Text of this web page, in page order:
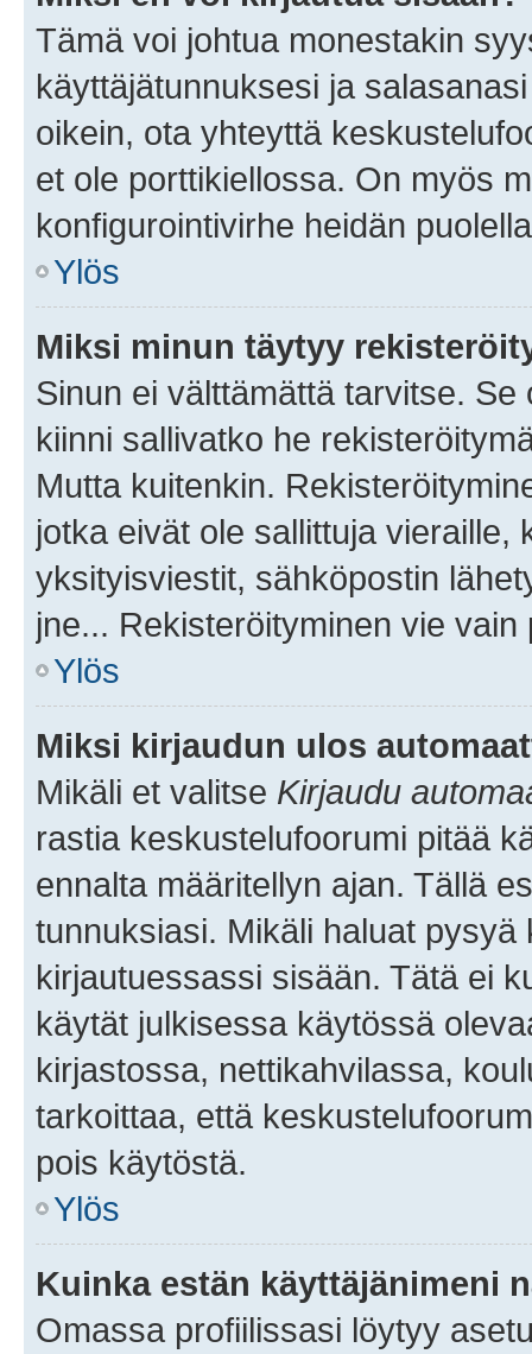
Tämä voi johtua monestakin
käyttäjätunnuksesi ja
oikein, ota yhteyttä
et ole porttikiellossa. On myös
konfigurointivirhe heidän
Ylös
Miksi minun täytyy
Sinun ei välttämättä tarvitse.
kiinni sallivatko he
Mutta kuitenkin.
jotka eivät ole sallittuja vieraille,
yksityisviestit, sähköpostin
jne... Rekisteröityminen vie
Ylös
Miksi kirjaudun ulos
Mikäli et valitse Kirjaudu
rastia keskustelufoorumi pitää
ennalta määritellyn ajan. Tällä
tunnuksiasi. Mikäli haluat
kirjautuessassi sisään. Tätä ei
käytät julkisessa käytössä
kirjastossa, nettikahvilassa,
tarkoittaa, että
pois käytöstä.
Ylös
Kuinka estän käyttäjänimeni
Omassa profiilissasi löytyy